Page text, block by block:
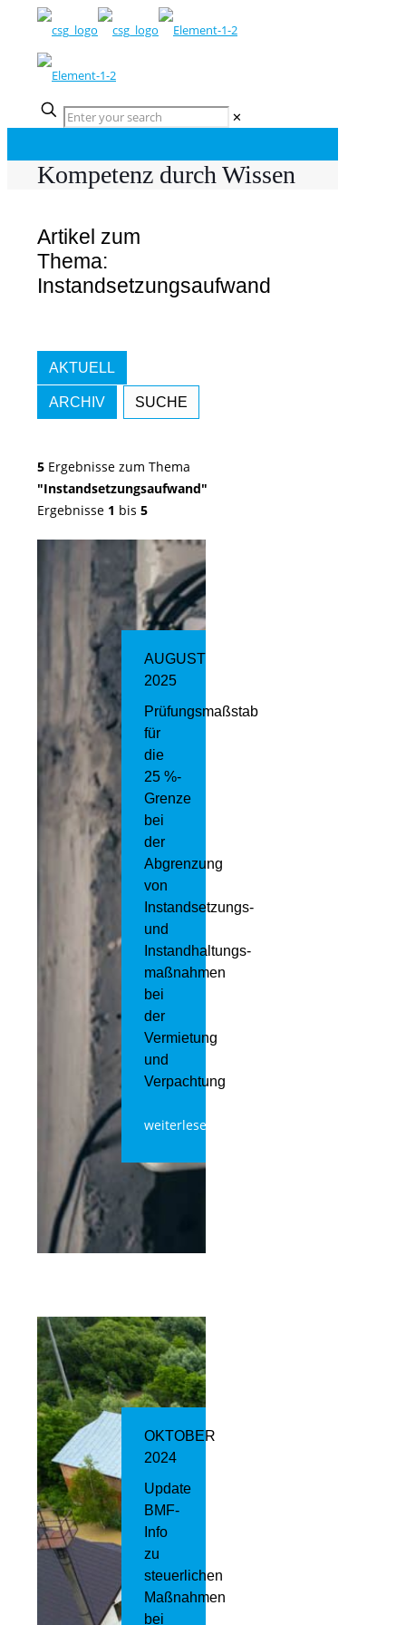
✕
Kompetenz durch Wissen
Artikel zum
Thema:
Instandsetzungsaufwand
AKTUELL
ARCHIV SUCHE
5 Ergebnisse zum Thema
"Instandsetzungsaufwand"
Ergebnisse 1 bis 5
AUGUST
2025
Prüfungsmaßstab
für
die
25 %-
Grenze
bei
der
Abgrenzung
von
Instandsetzungs-
und
Instandhaltungs­
maßnahmen
bei
der
Vermietung
und
Verpachtung
weiterlesen
OKTOBER
2024
Update
BMF-
Info
zu
steuerlichen
Maßnahmen
bei